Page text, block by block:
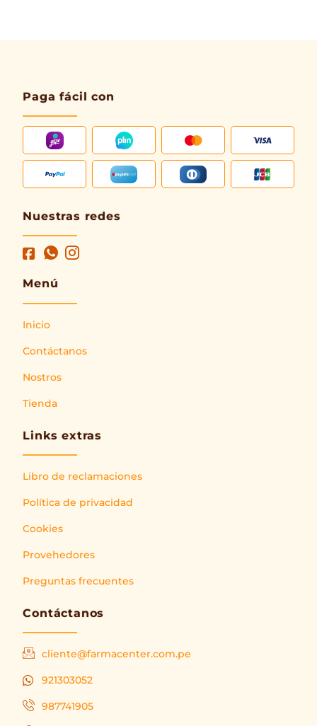
Paga fácil con
Nuestras redes
Menú
Inicio
Contáctanos
Nostros
Tienda
Links extras
Libro de reclamaciones
Política de privacidad
Cookies
Provehedores
Preguntas frecuentes
Contáctanos
cliente@farmacenter.com.pe
921303052
987741905